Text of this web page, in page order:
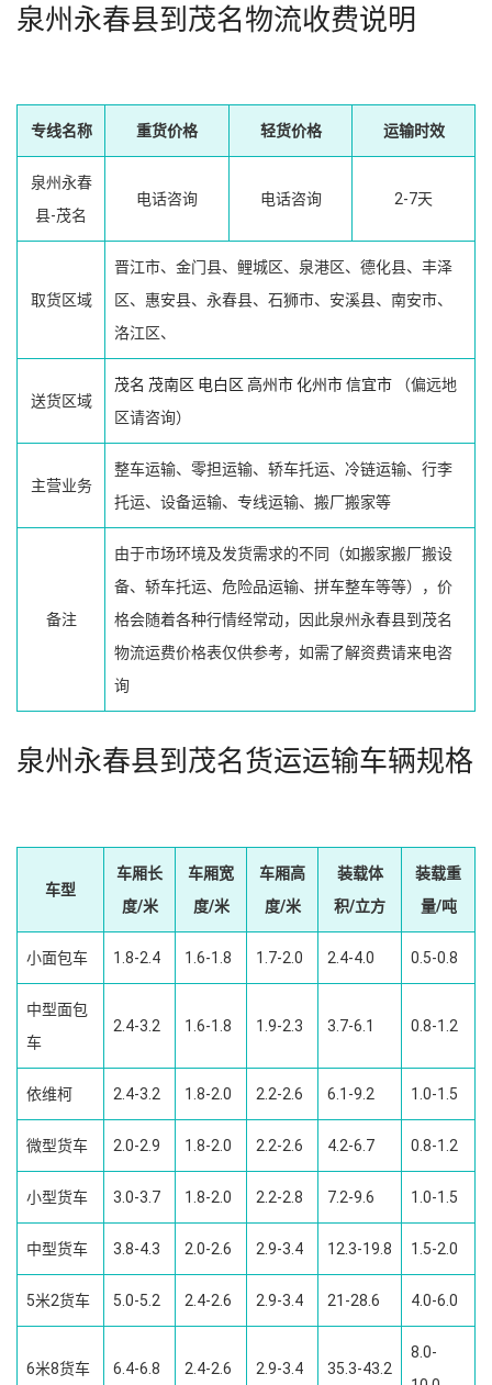
泉州永春县到茂名物流收费说明
专线名称 重货价格 轻货价格 运输时效
泉州永春
县-茂名
电话咨询 电话咨询 2-7天
取货区域
晋江市、金门县、鲤城区、泉港区、德化县、丰泽
区、惠安县、永春县、石狮市、安溪县、南安市、
洛江区、
送货区域
茂名 茂南区 电白区 高州市化州市信宜市 （偏远地
区请咨询）
主营业务
整车运输、零担运输、轿车托运、冷链运输、行李
托运、设备运输、专线运输、搬厂搬家等
备注
由于市场环境及发货需求的不同（如搬家搬厂搬设
备、轿车托运、危险品运输、拼车整车等等），价
格会随着各种行情经常动，因此泉州永春县到茂名
物流运费价格表仅供参考，如需了解资费请来电咨
询
泉州永春县到茂名货运运输车辆规格
车型
车厢长
度/米
车厢宽
度/米
车厢高
度/米
装载体
积/立方
装载重
量/吨
小面包车 1.8-2.4 1.6-1.8 1.7-2.0 2.4-4.0 0.5-0.8
中型面包
车
2.4-3.2 1.6-1.8 1.9-2.3 3.7-6.1 0.8-1.2
依维柯 2.4-3.2 1.8-2.0 2.2-2.6 6.1-9.2 1.0-1.5
微型货车 2.0-2.9 1.8-2.0 2.2-2.6 4.2-6.7 0.8-1.2
小型货车 3.0-3.7 1.8-2.0 2.2-2.8 7.2-9.6 1.0-1.5
中型货车 3.8-4.3 2.0-2.6 2.9-3.4 12.3-19.8 1.5-2.0
5米2货车 5.0-5.2 2.4-2.6 2.9-3.4 21-28.6 4.0-6.0
6米8货车 6.4-6.8 2.4-2.6 2.9-3.4 35.3-43.2
8.0-